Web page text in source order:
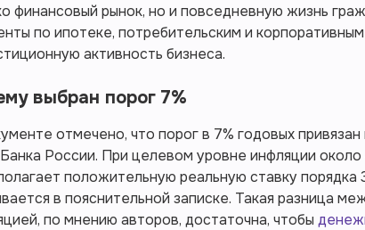
финансовый рынок, но и повседневную жизнь
по ипотеке, потребительским и
активность бизнеса.
выбран порог 7%
отмечено, что порог в 7% годовых
России. При целевом уровне инфляции
положительную реальную ставку порядка
в пояснительной записке. Такая разница
по мнению авторов, достаточна, чтобы